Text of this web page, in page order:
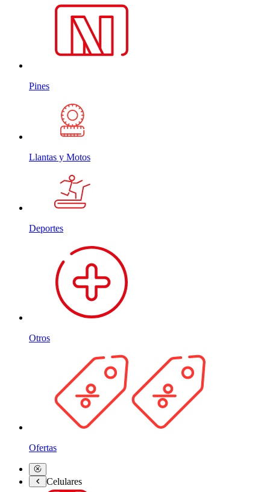
Pines
Llantas y Motos
Deportes
Otros
Ofertas
Celulares